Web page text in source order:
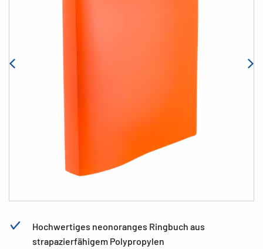
Hochwertiges neonoranges Ringbuch aus
strapazierfähigem Polypropylen